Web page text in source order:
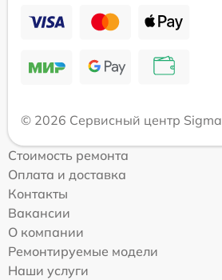
© 2026 Сервисный центр Sigma
Стоимость ремонта
Оплата и доставка
Контакты
Вакансии
О компании
Ремонтируемые модели
Наши услуги